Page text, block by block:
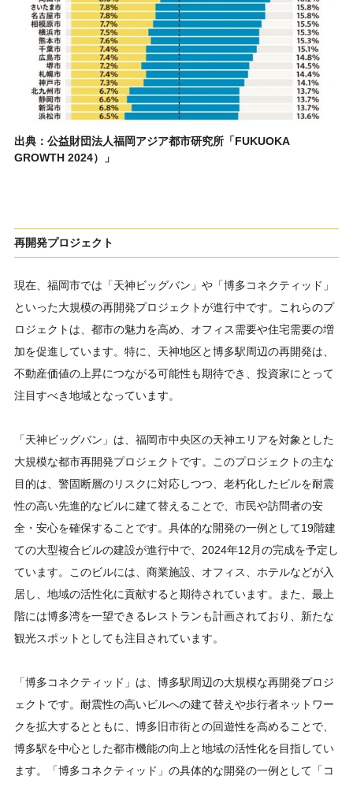
出典：公益財団法人福岡アジア都市研究所「FUKUOKA
GROWTH 2024）」
再開発プロジェクト
現在、福岡市では「天神ビッグバン」や「博多コネクティッド」
といった大規模の再開発プロジェクトが進行中です。これらのプ
ロジェクトは、都市の魅力を高め、オフィス需要や住宅需要の増
加を促進しています。特に、天神地区と博多駅周辺の再開発は、
不動産価値の上昇につながる可能性も期待でき、投資家にとって
注目すべき地域となっています。
「天神ビッグバン」は、福岡市中央区の天神エリアを対象とした
大規模な都市再開発プロジェクトです。このプロジェクトの主な
目的は、警固断層のリスクに対応しつつ、老朽化したビルを耐震
性の高い先進的なビルに建て替えることで、市民や訪問者の安
全・安心を確保することです。具体的な開発の一例として19階建
ての大型複合ビルの建設が進行中で、2024年12月の完成を予定し
ています。このビルには、商業施設、オフィス、ホテルなどが入
居し、地域の活性化に貢献すると期待されています。また、最上
階には博多湾を一望できるレストランも計画されており、新たな
観光スポットとしても注目されています。
「博多コネクティッド」は、博多駅周辺の大規模な再開発プロジ
ェクトです。耐震性の高いビルへの建て替えや歩行者ネットワー
クを拡大するとともに、博多旧市街との回遊性を高めることで、
博多駅を中心とした都市機能の向上と地域の活性化を目指してい
ます。「博多コネクティッド」の具体的な開発の一例として「コ